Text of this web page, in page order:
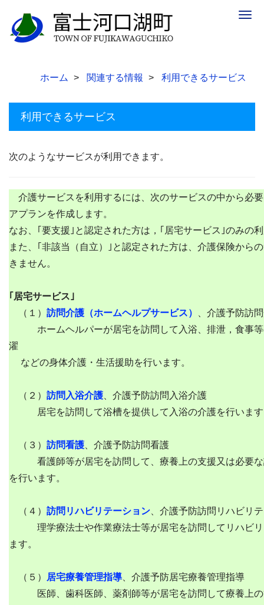
ホーム 関連する情報 利用できるサービス
利用できるサービス
次のようなサービスが利用できます。
介護サービスを利用するには、次のサービスの中から必
アプランを作成します。
なお、｢要支援｣と認定された方は，｢居宅サービス｣のみの
また、｢非該当（自立）｣と認定された方は、介護保険から
きません。
｢居宅サービス｣
（１） 訪問介護（ホームヘルプサービス）
、介護予防訪
ホームヘルパーが居宅を訪問して入浴、排泄，食事等
濯
などの身体介護・生活援助を行います。
（２） 訪問入浴介護 、介護予防訪問入浴介護
居宅を訪問して浴槽を提供して入浴の介護を行いま
（３） 訪問看護 、介護予防訪問看護
看護師等が居宅を訪問して、療養上の支援又は必要な
を行います。
（４） 訪問リハビリテーション 、介護予防訪問リハビリ
理学療法士や作業療法士等が居宅を訪問してリハビリ
ます。
（５） 居宅療養管理指導 、介護予防居宅療養管理指導
医師、歯科医師、薬剤師等が居宅を訪問して療養上の